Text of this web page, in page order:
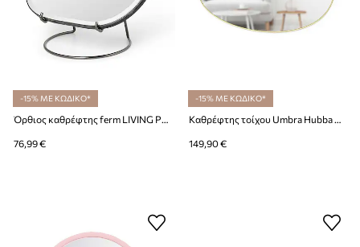
-15% ΜΕ ΚΩΔΙΚΟ*
Όρθιος καθρέφτης ferm LIVING Pond
76,99 €
-15% ΜΕ ΚΩΔΙΚΟ*
Καθρέφτης τοίχου Umbra Hubba Pebble
149,90 €